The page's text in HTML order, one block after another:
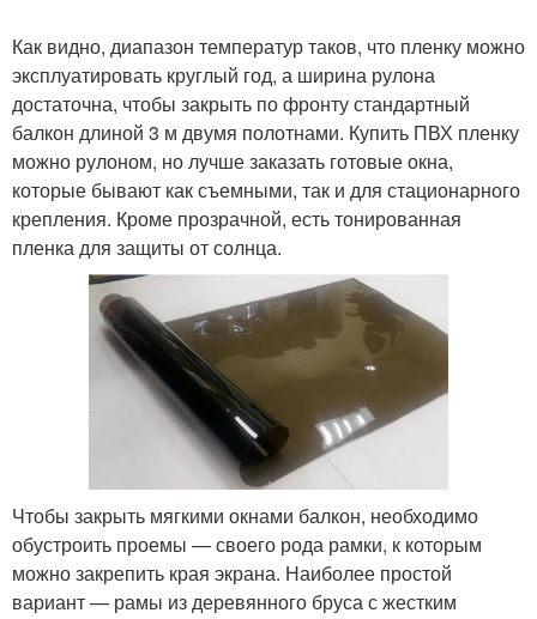
Как видно, диапазон температур таков, что пленку можно
эксплуатировать круглый год, а ширина рулона
достаточна, чтобы закрыть по фронту стандартный
балкон длиной 3 м двумя полотнами. Купить ПВХ пленку
можно рулоном, но лучше заказать готовые окна,
которые бывают как съемными, так и для стационарного
крепления. Кроме прозрачной, есть тонированная
пленка для защиты от солнца.
Чтобы закрыть мягкими окнами балкон, необходимо
обустроить проемы — своего рода рамки, к которым
можно закрепить края экрана. Наиболее простой
вариант — рамы из деревянного бруса с жестким